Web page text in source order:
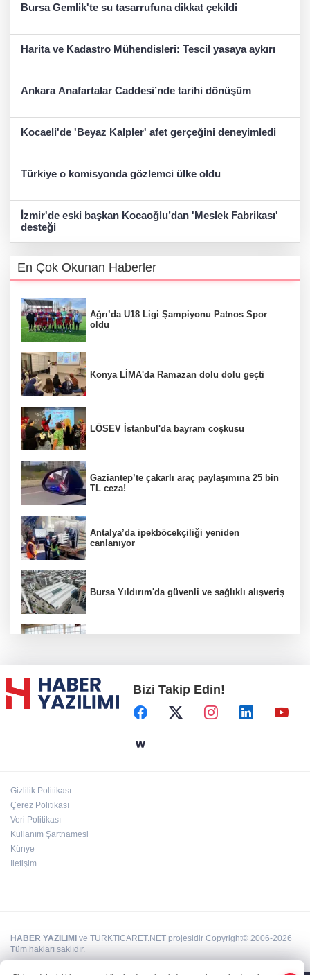
Bursa Gemlik'te su tasarrufuna dikkat çekildi
Harita ve Kadastro Mühendisleri: Tescil yasaya aykırı
Ankara Anafartalar Caddesi’nde tarihi dönüşüm
Kocaeli'de 'Beyaz Kalpler' afet gerçeğini deneyimledi
Türkiye o komisyonda gözlemci ülke oldu
İzmir'de eski başkan Kocaoğlu’dan 'Meslek Fabrikası'
desteği
En Çok Okunan Haberler
Ağrı’da U18 Ligi Şampiyonu Patnos Spor
oldu
Konya LİMA'da Ramazan dolu dolu geçti
LÖSEV İstanbul'da bayram coşkusu
Gaziantep’te çakarlı araç paylaşımına 25 bin
TL ceza!
Antalya’da ipekböcekçiliği yeniden
canlanıyor
Bursa Yıldırım'da güvenli ve sağlıklı alışveriş
Başkent'in göletlerinde temizlik ve bakım
sürüyor
Bizi Takip Edin!
Gizlilik Politikası
Çerez Politikası
Veri Politikası
Kullanım Şartnamesi
Künye
İletişim
HABER YAZILIMI ve TURKTICARET.NET projesidir Copyright© 2006-2026
Tüm hakları saklıdır.